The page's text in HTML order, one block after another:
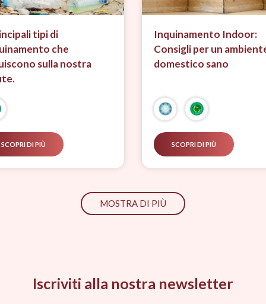
tipi di
che
sulla nostra
SCOPRI DI PIÙ
Inquinamento Indoor:
Consigli per un
domestico sano
SCOPRI DI PIÙ
MOSTRA DI PIÙ
Iscriviti alla nostra newsletter